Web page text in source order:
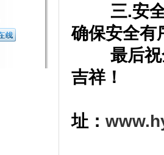
三.安全
确保安全有
最后祝全
吉祥！
址：